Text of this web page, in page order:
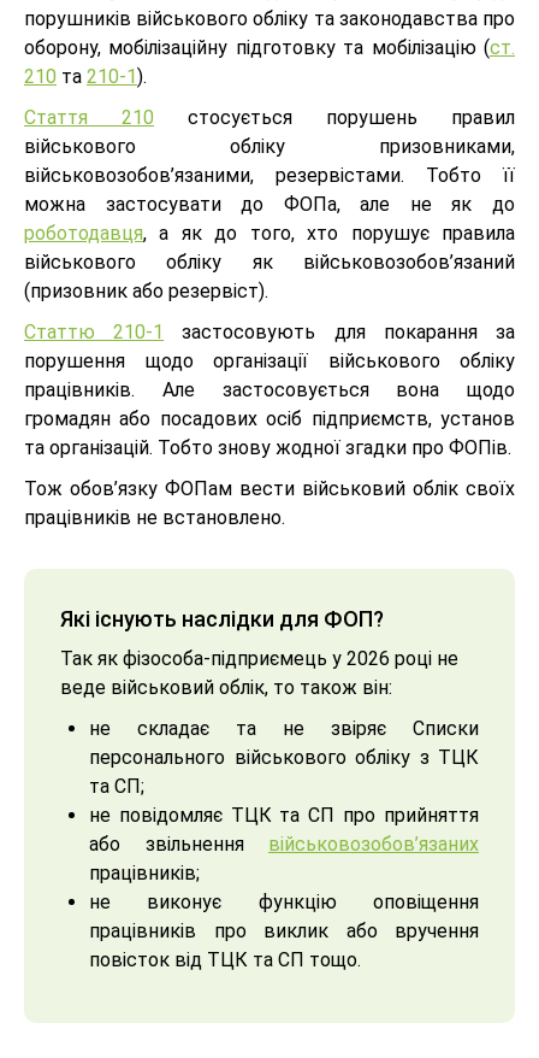
порушників військового обліку та законодавства про
оборону, мобілізаційну підготовку та мобілізацію (ст.
210 та 210-1).
Стаття 210 стосується порушень правил
військового обліку призовниками,
військовозобов’язаними, резервістами. Тобто її
можна застосувати до ФОПа, але не як до
роботодавця, а як до того, хто порушує правила
військового обліку як військовозобов’язаний
(призовник або резервіст).
Статтю 210-1
застосовують для покарання за
порушення щодо організації військового обліку
працівників. Але застосовується вона щодо
громадян або посадових осіб підприємств, установ
та організацій. Тобто знову жодної згадки про ФОПів.
Тож обов’язку ФОПам вести військовий облік своїх
працівників не встановлено.
Які існують наслідки для ФОП?
Так як фізособа-підприємець у 2026 році не
веде військовий облік, то також він:
не складає та не звіряє Списки
персонального військового обліку з ТЦК
та СП;
не повідомляє ТЦК та СП про прийняття
або звільнення військовозобов’язаних
працівників;
не виконує функцію оповіщення
працівників про виклик або вручення
повісток від ТЦК та СП тощо.